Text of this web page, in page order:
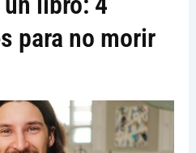
para no morir